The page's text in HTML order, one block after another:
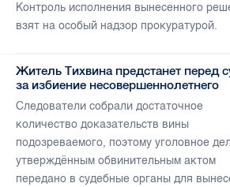
Контроль исполнения вынесенного
взят на особый надзор прокуратурой.
Житель Тихвина предстанет перед
за избиение несовершеннолетнего
Следователи собрали достаточное
количество доказательств вины
подозреваемого, поэтому уголовное
утверждённым обвинительным актом
передано в судебные органы для